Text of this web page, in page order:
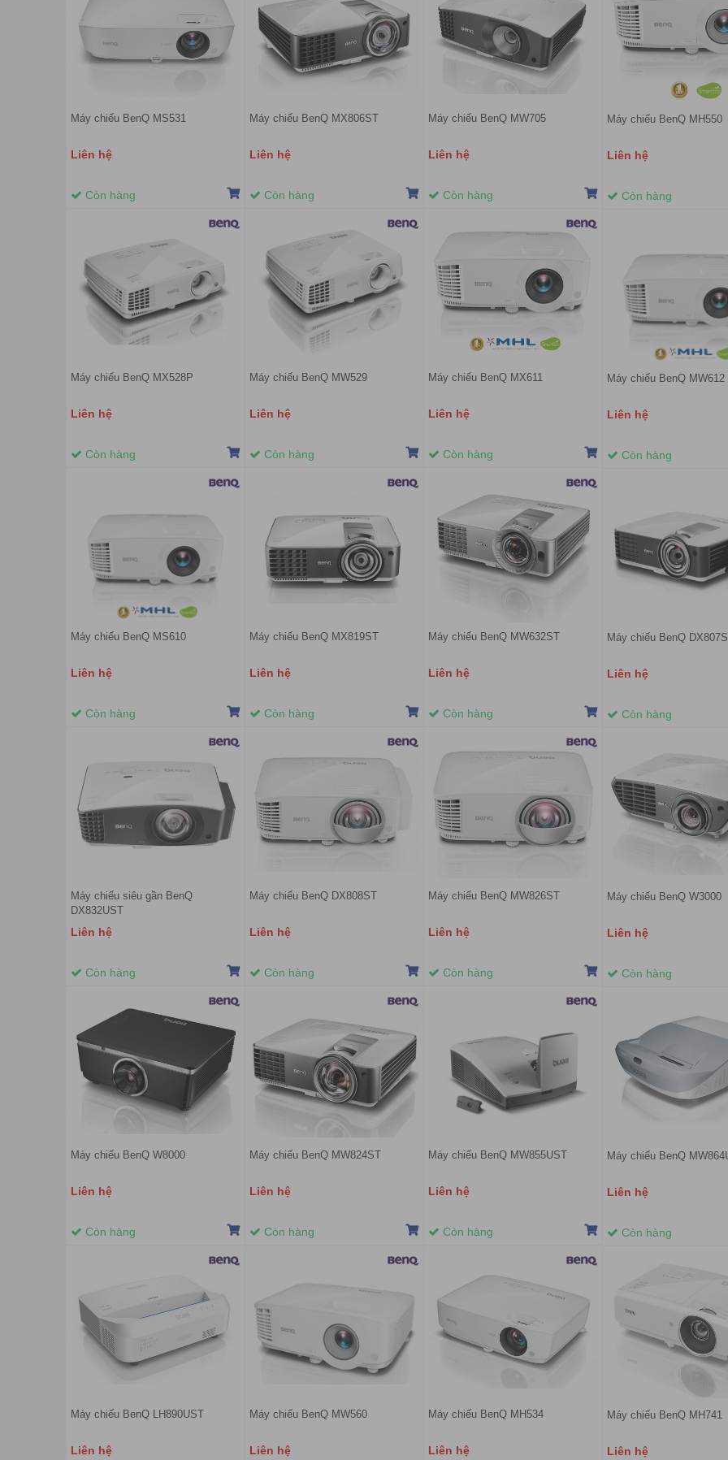
Máy chiếu BenQ MS531
Liên hệ
Còn hàng
Máy chiếu BenQ MX806ST
Liên hệ
Còn hàng
Máy chiếu BenQ MW705
Liên hệ
Còn hàng
Máy chiếu BenQ MH550
Liên hệ
Còn hàng
Máy chiếu BenQ MX528P
Liên hệ
Còn hàng
Máy chiếu BenQ MW529
Liên hệ
Còn hàng
Máy chiếu BenQ MX611
Liên hệ
Còn hàng
Máy chiếu BenQ MW612
Liên hệ
Còn hàng
Máy chiếu BenQ MS610
Liên hệ
Còn hàng
Máy chiếu BenQ MX819ST
Liên hệ
Còn hàng
Máy chiếu BenQ MW632ST
Liên hệ
Còn hàng
Máy chiếu BenQ
Liên hệ
Còn hàng
Máy chiếu siêu gần BenQ
DX832UST
Liên hệ
Còn hàng
Máy chiếu BenQ DX808ST
Liên hệ
Còn hàng
Máy chiếu BenQ MW826ST
Liên hệ
Còn hàng
Máy chiếu BenQ W3000
Liên hệ
Còn hàng
Máy chiếu BenQ W8000
Liên hệ
Còn hàng
Máy chiếu BenQ MW824ST
Liên hệ
Còn hàng
Máy chiếu BenQ MW855UST
Liên hệ
Còn hàng
Máy chiếu BenQ
Liên hệ
Còn hàng
Máy chiếu BenQ LH890UST
Liên hệ
Máy chiếu BenQ MW560
Liên hệ
Máy chiếu BenQ MH534
Liên hệ
Máy chiếu BenQ MH741
Liên hệ